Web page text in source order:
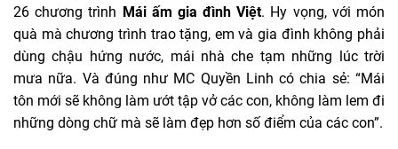
26 chương trình Mái ấm gia đình Việt. Hy vọng, với món
quà mà chương trình trao tặng, em và gia đình không phải
dùng chậu hứng nước, mái nhà che tạm những lúc trời
mưa nữa. Và đúng như MC Quyền Linh có chia sẻ: “Mái
tôn mới sẽ không làm ướt tập vở các con, không làm lem đi
những dòng chữ mà sẽ làm đẹp hơn số điểm của các con”.